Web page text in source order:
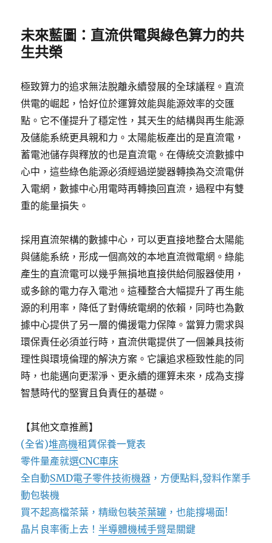
未來藍圖：直流供電與綠色算力的共
生共榮
極致算力的追求無法脫離永續發展的全球議程。直流
供電的崛起，恰好位於運算效能與能源效率的交匯
點。它不僅提升了穩定性，其天生的結構與再生能源
及儲能系統更具親和力。太陽能板產出的是直流電，
蓄電池儲存與釋放的也是直流電。在傳統交流數據中
心中，這些綠色能源必須經過逆變器轉換為交流電併
入電網，數據中心用電時再轉換回直流，過程中有雙
重的能量損失。
採用直流架構的數據中心，可以更直接地整合太陽能
與儲能系統，形成一個高效的本地直流微電網。綠能
產生的直流電可以幾乎無損地直接供給伺服器使用，
或多餘的電力存入電池。這種整合大幅提升了再生能
源的利用率，降低了對傳統電網的依賴，同時也為數
據中心提供了另一層的備援電力保障。當算力需求與
環保責任必須並行時，直流供電提供了一個兼具技術
理性與環境倫理的解決方案。它讓追求極致性能的同
時，也能邁向更潔淨、更永續的運算未來，成為支撐
智慧時代的堅實且負責任的基礎。
【其他文章推薦】
(全省)堆高機租賃保養一覽表
零件量產就選CNC車床
全自動SMD電子零件技術機器 ，方便點料,發料作業手
動包裝機
買不起高檔茶葉，精緻包裝茶葉罐 ，也能撐場面!
晶片良率衝上去！半導體機械手臂是關鍵